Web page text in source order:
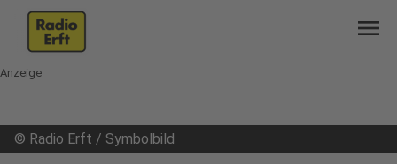
menu
Anzeige
© Radio Erft / Symbolbild